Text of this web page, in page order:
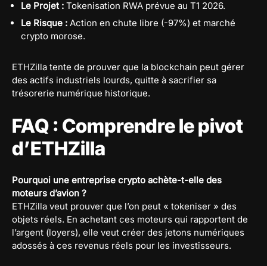
Le Projet : Tokenisation RWA prévue au T1 2026.
Le Risque : Action en chute libre (-97%) et marché
crypto morose.
ETHZilla tente de prouver que la blockchain peut gérer
des actifs industriels lourds, quitte à sacrifier sa
trésorerie numérique historique.
FAQ : Comprendre le pivot
d’ETHZilla
Pourquoi une entreprise crypto achète-t-elle des
moteurs d’avion ?
ETHZilla veut prouver que l’on peut « tokeniser » des
objets réels. En achetant ces moteurs qui rapportent de
l’argent (loyers), elle veut créer des jetons numériques
adossés à ces revenus réels pour les investisseurs.